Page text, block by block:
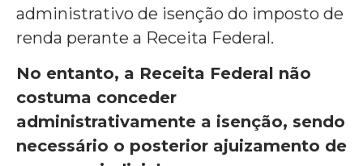
administrativo de isenção do imposto de
renda perante a Receita Federal.
No entanto, a Receita Federal não
costuma conceder
administrativamente a isenção, sendo
necessário o posterior ajuizamento de